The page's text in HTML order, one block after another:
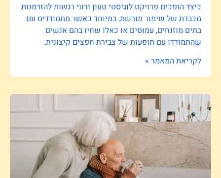
כיצד הופכים פרויקט לוגיסטי טעון ורווי רגשות להזדמנות
מכבדת של שימור מורשת, במיוחד כאשר מתמודדים עם
בתים מוזנחים, עמוסים או כאלו שחיו בהם אנשים
שהתמודדו עם תופעות של צבירת חפצים קיצונית.
לקריאת המאמר »